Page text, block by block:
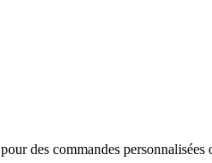
pour des commandes